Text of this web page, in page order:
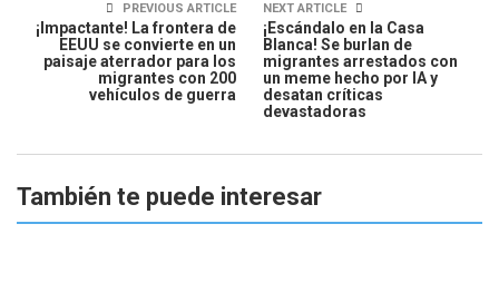
PREVIOUS ARTICLE
¡Impactante! La frontera de
EEUU se convierte en un
paisaje aterrador para los
migrantes con 200
vehículos de guerra
NEXT ARTICLE
¡Escándalo en la Casa
Blanca! Se burlan de
migrantes arrestados con
un meme hecho por IA y
desatan críticas
devastadoras
También te puede interesar